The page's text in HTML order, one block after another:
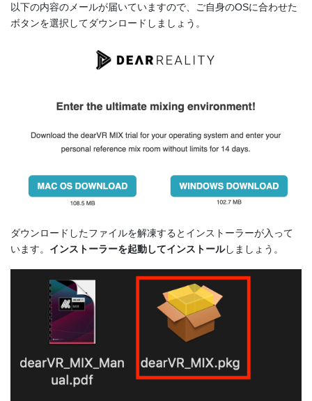
以下の内容のメールが届いていますので、ご自身のOSに合わせた
ボタンを選択してダウンロードしましょう。
ダウンロードしたファイルを解凍するとインストーラーが入って
います。 インストーラーを起動してインストールしましょう。